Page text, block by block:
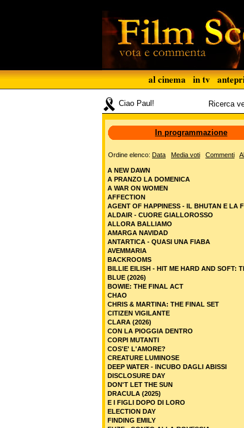
al cinema in tv
Ciao Paul! Ricerca
In programmazione
Ordine elenco: Data Media voti Commenti
A NEW DAWN
A PRANZO LA DOMENICA
A WAR ON WOMEN
AFFECTION
AGENT OF HAPPINESS - IL BHUTAN E LA
ALDAIR - CUORE GIALLOROSSO
ALLORA BALLIAMO
AMARGA NAVIDAD
ANTARTICA - QUASI UNA FIABA
AVEMMARIA
BACKROOMS
BILLIE EILISH - HIT ME HARD AND SOFT:
BLUE (2026)
BOWIE: THE FINAL ACT
CHAO
CHRIS & MARTINA: THE FINAL SET
CITIZEN VIGILANTE
CLARA (2026)
CON LA PIOGGIA DENTRO
CORPI MUTANTI
COS'E' L'AMORE?
CREATURE LUMINOSE
DEEP WATER - INCUBO DAGLI ABISSI
DISCLOSURE DAY
DON'T LET THE SUN
DRACULA (2025)
E I FIGLI DOPO DI LORO
ELECTION DAY
FINDING EMILY